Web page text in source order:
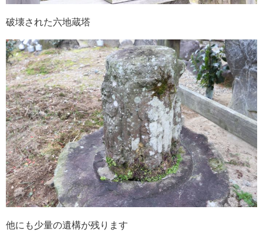
破壊された六地蔵塔
他にも少量の遺構が残ります